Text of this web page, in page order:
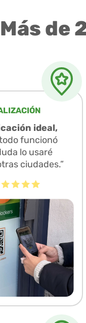
ideal,
funcionó
lo usaré
ciudades.”